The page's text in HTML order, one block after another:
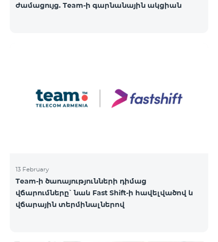
ժամացույց. Team-ի գարնանային ակցիան
13 February
Team-ի ծառայությունների դիմաց
վճարումները՝ նաև Fast Shift-ի հավելվածով և
վճարային տերմինալներով